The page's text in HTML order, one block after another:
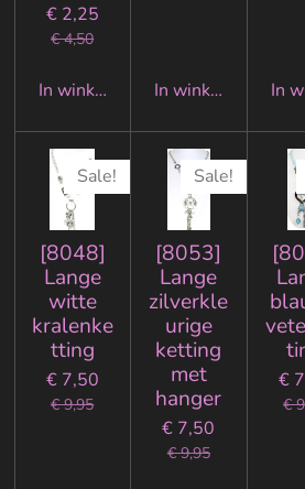
€ 2,25
€ 4,50
In winkelwagenIn winkelwagenIn
Sale!
[8048]
Lange
witte
kralenke
tting
€ 7,50
€ 9,95
Sale!
[8053]
Lange
zilverkle
urige
ketting
met
hanger
€ 7,50
€ 9,95
€
€